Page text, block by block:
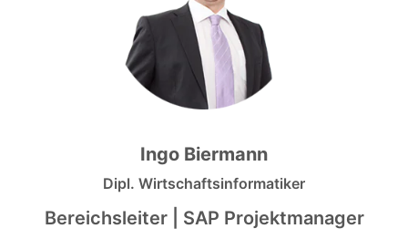
Ingo Biermann
Dipl. Wirtschaftsinformatiker
Bereichsleiter | SAP Projektmanager